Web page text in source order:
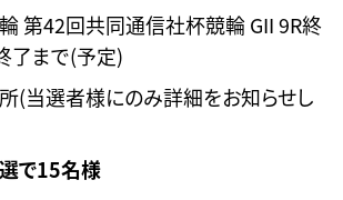
第42回共同通信社杯競輪 GII 9R終
了まで(予定)
(当選者様にのみ詳細をお知らせし
で15名様